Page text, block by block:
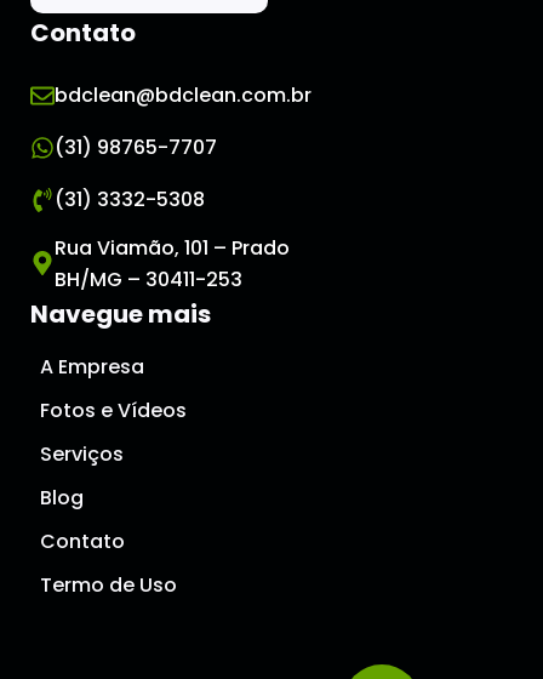
Contato
bdclean@bdclean.com.br
(31) 98765-7707
(31) 3332-5308
Rua Viamão, 101 – Prado
BH/MG – 30411-253
Navegue mais
A Empresa
Fotos e Vídeos
Serviços
Blog
Contato
Termo de Uso